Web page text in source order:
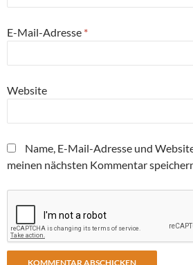
E-Mail-Adresse *
Website
Name, E-Mail-Adresse und
meinen nächsten Kommentar